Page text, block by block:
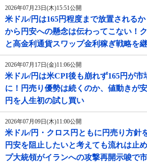
2026年07月23日(木)15:51公開
米ドル/円は165円程度まで放置される
から円安への懸念は伝わってこない！
と高金利通貨スワップ金利稼ぎ戦略を継
2026年07月17日(金)11:06公開
米ドル/円は米CPI後も崩れず165円が市
に！円売り優勢は続くのか、値動きが
円を人生初の試し買い
2026年07月09日(木)11:00公開
米ドル/円・クロス円ともに円売り方針
円安を阻止したいと考えても流れは止
プ大統領がイランへの攻撃再開示唆で